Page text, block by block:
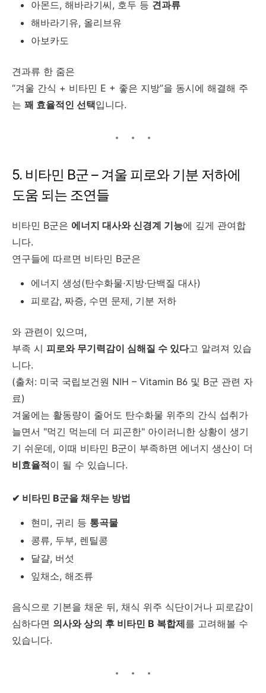
아몬드, 해바라기씨, 호두 등 견과류
해바라기유, 올리브유
아보카도
견과류 한 줌은
“겨울 간식 + 비타민 E + 좋은 지방”을 동시에 해결해 주
는 꽤 효율적인 선택입니다.
5. 비타민 B군 – 겨울 피로와 기분 저하에
도움 되는 조연들
비타민 B군은 에너지 대사와 신경계 기능에 깊게 관여합
니다.
연구들에 따르면 비타민 B군은
에너지 생성(탄수화물·지방·단백질 대사)
피로감, 짜증, 수면 문제, 기분 저하
와 관련이 있으며,
부족 시 피로와 무기력감이 심해질 수 있다고 알려져 있습
니다.
(출처: 미국 국립보건원 NIH – Vitamin B6 및 B군 관련 자
료)
겨울에는 활동량이 줄어도 탄수화물 위주의 간식 섭취가
늘면서 "먹긴 먹는데 더 피곤한" 아이러니한 상황이 생기
기 쉬운데, 이때 비타민 B군이 부족하면 에너지 생산이 더
비효율적이 될 수 있습니다.
✔ 비타민 B군을 채우는 방법
현미, 귀리 등 통곡물
콩류, 두부, 렌틸콩
달걀, 버섯
잎채소, 해조류
음식으로 기본을 채운 뒤, 채식 위주 식단이거나 피로감이
심하다면 의사와 상의 후 비타민 B 복합제를 고려해볼 수
있습니다.